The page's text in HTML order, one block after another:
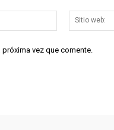
Correo
electrónico:*
vez que comente.